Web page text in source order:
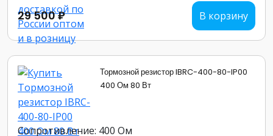
29 500 ₽ В корзину
Тормозной резистор IBRC-400-80-IP00
400 Ом 80 Вт
Сопротивление: 400 Ом